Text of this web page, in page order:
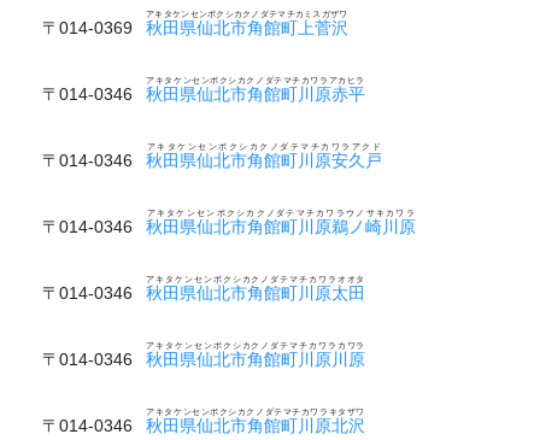
〒014-0369 秋田県仙北市角館町上菅沢
アキタケンセンボクシカクノダテマチカミスガザワ
〒014-0346 秋田県仙北市角館町川原赤平
アキタケンセンボクシカクノダテマチカワラアカヒラ
〒014-0346 秋田県仙北市角館町川原安久戸
アキタケンセンボクシカクノダテマチカワラアクド
〒014-0346 秋田県仙北市角館町川原鵜ノ崎川原
アキタケンセンボクシカクノダテマチカワラウノサキカワラ
〒014-0346 秋田県仙北市角館町川原太田
アキタケンセンボクシカクノダテマチカワラオオタ
〒014-0346 秋田県仙北市角館町川原川原
アキタケンセンボクシカクノダテマチカワラカワラ
〒014-0346 秋田県仙北市角館町川原北沢
アキタケンセンボクシカクノダテマチカワラキタザワ